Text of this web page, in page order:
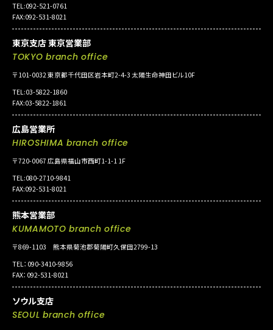
TEL:092-521-0761
FAX:092-531-8021
東京支店 東京営業部
TOKYO branch office
〒101-0032 東京都千代田区岩本町2-4-3 太陽生命神田ビル10F
TEL:03-5822-1860
FAX:03-5822-1861
広島営業所
HIROSHIMA branch office
〒720-0067 広島県福山市西町1-1-1 1F
TEL:080-2710-9841
FAX:092-531-8021
熊本営業部
KUMAMOTO branch office
〒869-1103 熊本県菊池郡菊陽町久保田2799-13
TEL：090-3410-9856
FAX：092-531-8021
ソウル支店
SEOUL branch office